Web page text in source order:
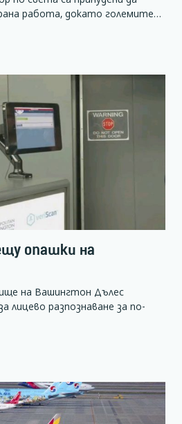
работа, докато големите…
опашки на
на Вашингтон Дълес
лицево разпознаване за по-